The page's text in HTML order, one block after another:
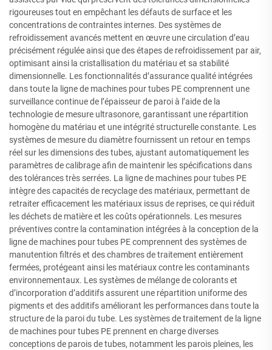
rigoureuses tout en empêchant les défauts de surface et les
concentrations de contraintes internes. Des systèmes de
refroidissement avancés mettent en œuvre une circulation d’eau
précisément régulée ainsi que des étapes de refroidissement par air,
optimisant ainsi la cristallisation du matériau et sa stabilité
dimensionnelle. Les fonctionnalités d’assurance qualité intégrées
dans toute la ligne de machines pour tubes PE comprennent une
surveillance continue de l’épaisseur de paroi à l’aide de la
technologie de mesure ultrasonore, garantissant une répartition
homogène du matériau et une intégrité structurelle constante. Les
systèmes de mesure du diamètre fournissent un retour en temps
réel sur les dimensions des tubes, ajustant automatiquement les
paramètres de calibrage afin de maintenir les spécifications dans
des tolérances très serrées. La ligne de machines pour tubes PE
intègre des capacités de recyclage des matériaux, permettant de
retraiter efficacement les matériaux issus de reprises, ce qui réduit
les déchets de matière et les coûts opérationnels. Les mesures
préventives contre la contamination intégrées à la conception de la
ligne de machines pour tubes PE comprennent des systèmes de
manutention filtrés et des chambres de traitement entièrement
fermées, protégeant ainsi les matériaux contre les contaminants
environnementaux. Les systèmes de mélange de colorants et
d’incorporation d’additifs assurent une répartition uniforme des
pigments et des additifs améliorant les performances dans toute la
structure de la paroi du tube. Les systèmes de traitement de la ligne
de machines pour tubes PE prennent en charge diverses
conceptions de parois de tubes, notamment les parois pleines, les